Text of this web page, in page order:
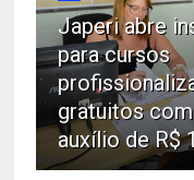
Japeri abre
para cursos
gratuitos
auxílio de R$